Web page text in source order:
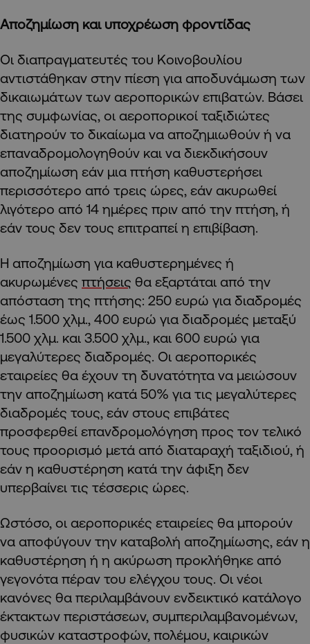
Αποζημίωση και υποχρέωση φροντίδας
Οι διαπραγματευτές του Κοινοβουλίου
αντιστάθηκαν στην πίεση για αποδυνάμωση των
δικαιωμάτων των αεροπορικών επιβατών. Βάσει
της συμφωνίας, οι αεροπορικοί ταξιδιώτες
διατηρούν το δικαίωμα να αποζημιωθούν ή να
επαναδρομολογηθούν και να διεκδικήσουν
αποζημίωση εάν μια πτήση καθυστερήσει
περισσότερο από τρεις ώρες, εάν ακυρωθεί
λιγότερο από 14 ημέρες πριν από την πτήση, ή
εάν τους δεν τους επιτραπεί η επιβίβαση.
Η αποζημίωση για καθυστερημένες ή
ακυρωμένες πτήσεις θα εξαρτάται από την
απόσταση της πτήσης: 250 ευρώ για διαδρομές
έως 1.500 χλμ., 400 ευρώ για διαδρομές μεταξύ
1.500 χλμ. και 3.500 χλμ., και 600 ευρώ για
μεγαλύτερες διαδρομές. Οι αεροπορικές
εταιρείες θα έχουν τη δυνατότητα να μειώσουν
την αποζημίωση κατά 50% για τις μεγαλύτερες
διαδρομές τους, εάν στους επιβάτες
προσφερθεί επανδρομολόγηση προς τον τελικό
τους προορισμό μετά από διαταραχή ταξιδιού, ή
εάν η καθυστέρηση κατά την άφιξη δεν
υπερβαίνει τις τέσσερις ώρες.
Ωστόσο, οι αεροπορικές εταιρείες θα μπορούν
να αποφύγουν την καταβολή αποζημίωσης, εάν η
καθυστέρηση ή η ακύρωση προκλήθηκε από
γεγονότα πέραν του ελέγχου τους. Οι νέοι
κανόνες θα περιλαμβάνουν ενδεικτικό κατάλογο
έκτακτων περιστάσεων, συμπεριλαμβανομένων,
φυσικών καταστροφών, πολέμου, καιρικών